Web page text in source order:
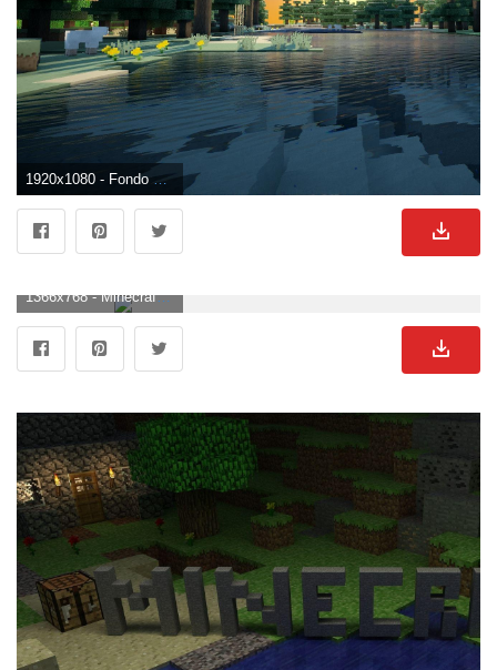
1920x1080 - Fondo de pantalla de Minecraft 1920x1080. Wallpaper HD 1080p de Minecraft.
1366x768 - Minecraft Wallpapers - Álbum en Imgur. Fondo para computadora de Minecraft.